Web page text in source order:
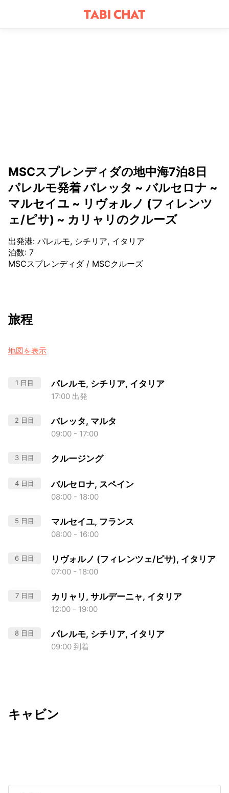
MSCスプレンディダの地中海7泊8日
パレルモ発着 バレッタ ~ バルセロナ ~
マルセイユ ~ リヴォルノ (フィレンツ
ェ/ピサ) ~ カリャリのクルーズ
出発港: パレルモ, シチリア, イタリア
泊数: 7
MSCスプレンディダ/ MSCクルーズ
旅程
地図を表示
1 日目 パレルモ, シチリア, イタリア
17:00 出発
2 日目 バレッタ, マルタ
09:00 - 17:00
3 日目 クルージング
4 日目 バルセロナ, スペイン
08:00 - 18:00
5 日目 マルセイユ, フランス
08:00 - 16:00
6 日目 リヴォルノ (フィレンツェ/ピサ), イタリア
07:00 - 18:00
7 日目 カリャリ, サルデーニャ, イタリア
12:00 - 19:00
8 日目 パレルモ, シチリア, イタリア
09:00 到着
キャビン